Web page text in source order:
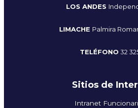
LOS ANDES
LIMACHE Palmira
TELÉFONO 32
Sitios de
Intranet